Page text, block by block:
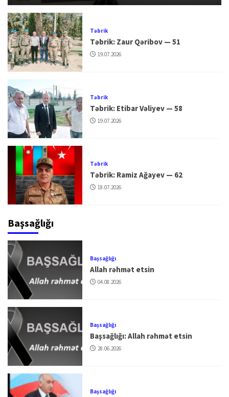
Təbrik
Təbrik: Zaur Qəribov — 51
19.07.2026
Təbrik
Təbrik: Etibar Vəliyev — 58
19.07.2026
Təbrik
Təbrik: Ramiz Ağayev — 62
18.07.2026
Başsağlığı
Başsağlığı
Allah rəhmət etsin
04.08.2026
Başsağlığı
Başsağlığı: Allah rəhmət etsin
28.06.2026
Başsağlığı